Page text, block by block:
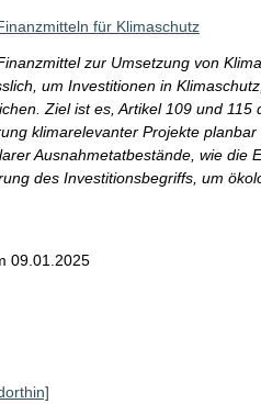
für Klimaschutz
zur Umsetzung von
um Investitionen in
Ziel ist es, Artikel 109 und 115
klimarelevanter Projekte
Ausnahmetatbestände, wie die
des Investitionsbegriffs, um
09.01.2025